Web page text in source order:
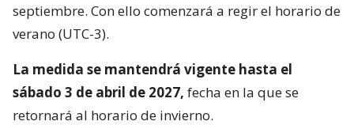
septiembre. Con ello comenzará a regir el horario de
verano (UTC-3).
La medida se mantendrá vigente hasta el
sábado 3 de abril de 2027, fecha en la que se
retornará al horario de invierno.